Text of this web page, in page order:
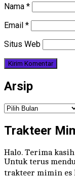
Nama *
Email *
Situs Web
Arsip
Arsip
Trakteer
Halo. Terima
Untuk terus
trakteer mimin